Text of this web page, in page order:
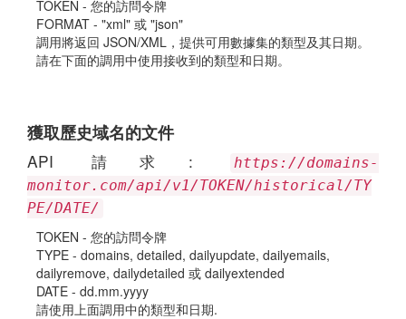
TOKEN - 您的訪問令牌
FORMAT - "xml" 或 "json"
調用將返回 JSON/XML，提供可用數據集的類型及其日期。
請在下面的調用中使用接收到的類型和日期。
獲取歷史域名的文件
API 請求:
https://domains-
monitor.com/api/v1/TOKEN/historical/TY
PE/DATE/
TOKEN - 您的訪問令牌
TYPE - domains, detailed, dailyupdate, dailyemails,
dailyremove, dailydetailed 或 dailyextended
DATE - dd.mm.yyyy
請使用上面調用中的類型和日期.